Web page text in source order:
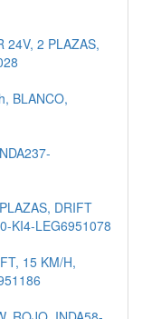
24V, 2 PLAZAS,
BLANCO,
DRIFT
KI4-LEG6951078
15 KM/H,